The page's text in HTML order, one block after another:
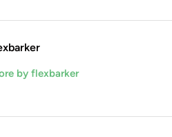
by flexbarker